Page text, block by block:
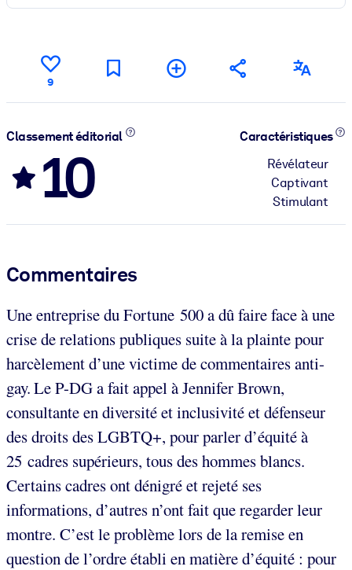
9
Classement éditorial
10
Caractéristiques
Révélateur
Captivant
Stimulant
Commentaires
Une entreprise du Fortune 500 a dû faire face à une
crise de relations publiques suite à la plainte pour
harcèlement d’une victime de commentaires anti-
gay.Le P-DG a fait appel à Jennifer Brown,
consultante en diversité et inclusivité et défenseur
des droits des LGBTQ+, pour parler d’équité à
25 cadres supérieurs, tous des hommes blancs.
Certains cadres ont dénigré et rejeté ses
informations, d’autres n’ont fait que regarder leur
montre. C’est le problème lors de la remise en
question de l’ordre établi en matière d’équité : pour